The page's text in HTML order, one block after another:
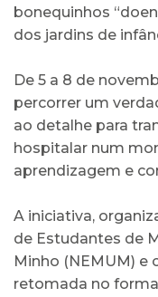
bonequinhos
dos jardins de
De 5 a 8 de
percorrer um
ao detalhe para
hospitalar num
aprendizagem e
A iniciativa,
de Estudantes de
Minho (NEMUM) e
retomada no